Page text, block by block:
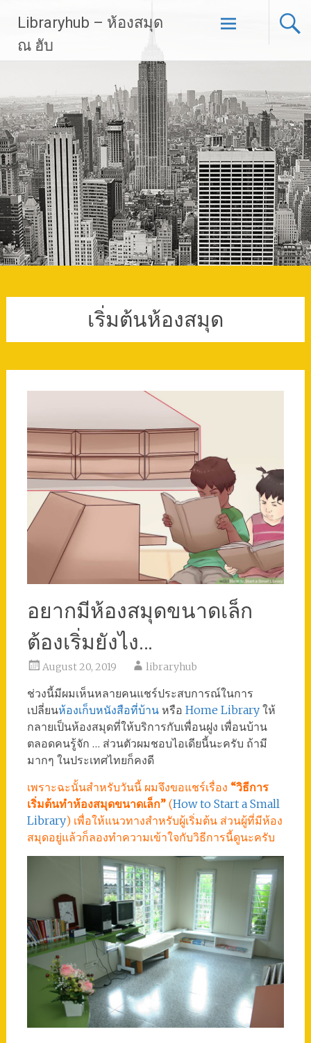
content
Libraryhub – ห้องสมุด
ณ ฮับ
เริ่มต้นห้องสมุด
อยากมีห้องสมุดขนาดเล็ก
ต้องเริ่มยังไง…
August 20, 2019 libraryhub
ช่วงนี้มีผมเห็นหลายคนแชร์ประสบการณ์ในการ
เปลี่ยนห้องเก็บหนังสือที่บ้านหรือ Home Libraryให้
กลายเป็นห้องสมุดที่ให้บริการกับเพื่อนฝูง เพื่อนบ้าน
ตลอดคนรู้จัก … ส่วนตัวผมชอบไอเดียนี้นะครับ ถ้ามี
มากๆ ในประเทศไทยก็คงดี
เพราะฉะนั้นสำหรับวันนี้ ผมจึงขอแชร์เรื่อง “วิธีการ
เริ่มต้นทำห้องสมุดขนาดเล็ก”(How to Start a Small
Library) เพื่อให้แนวทางสำหรับผู้เริ่มต้น ส่วนผู้ที่มีห้อง
สมุดอยู่แล้วก็ลองทำความเข้าใจกับวิธีการนี้ดูนะครับ